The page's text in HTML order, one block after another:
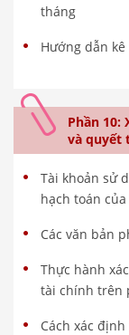
tháng
Hướng dẫn
Phần 10:
và quyết
Tài khoản sử
hạch toán
Các văn bản
Thực hành
tài chính trên
Cách xác